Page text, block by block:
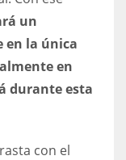
un
en la única
en
durante esta
con el